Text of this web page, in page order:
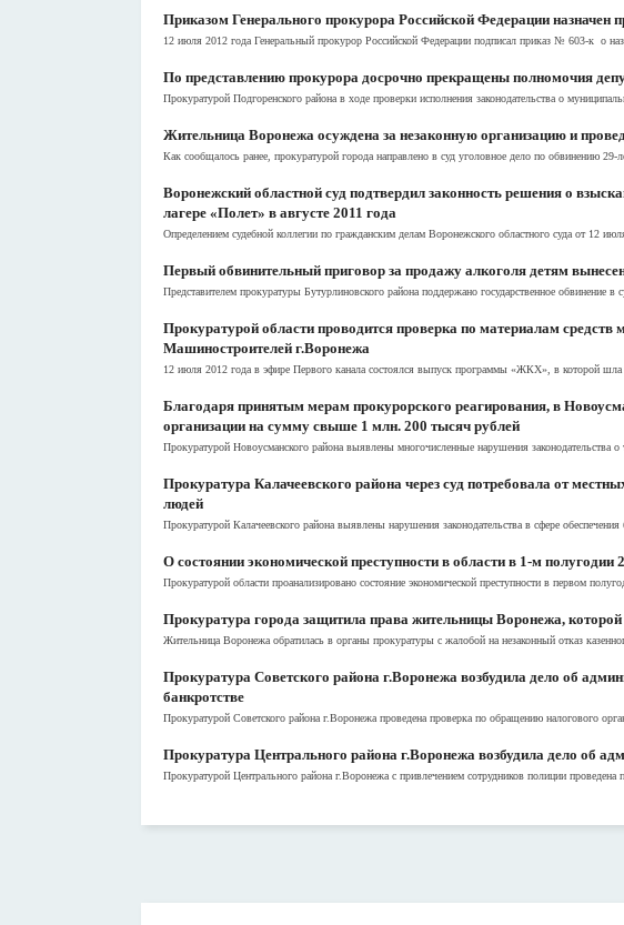
Приказом Генерального прокурора Российской Федерации назначен
12 июля 2012 года Генеральный прокурор Российской Федерации подписал приказ № 603-к о
По представлению прокурора досрочно прекращены полномочия
Прокуратурой Подгоренского района в ходе проверки исполнения законодательства о
Жительница Воронежа осуждена за незаконную организацию и
Как сообщалось ранее, прокуратурой города направлено в суд уголовное дело по обвинению
Воронежский областной суд подтвердил законность решения о
лагере «Полет» в августе 2011 года
Определением судебной коллегии по гражданским делам Воронежского областного суда от 12
Первый обвинительный приговор за продажу алкоголя детям
Представителем прокуратуры Бутурлиновского района поддержано государственное
Прокуратурой области проводится проверка по материалам
Машиностроителей г.Воронежа
12 июля 2012 года в эфире Первого канала состоялся выпуск программы «ЖКХ», в которой
Благодаря принятым мерам прокурорского реагирования, в
организации на сумму свыше 1 млн. 200 тысяч рублей
Прокуратурой Новоусманского района выявлены многочисленные нарушения
Прокуратура Калачеевского района через суд потребовала от
людей
Прокуратурой Калачеевского района выявлены нарушения законодательства в сфере
О состоянии экономической преступности в области в 1-м полугодии
Прокуратурой области проанализировано состояние экономической преступности в первом
Прокуратура города защитила права жительницы Воронежа,
Жительница Воронежа обратилась в органы прокуратуры с жалобой на незаконный отказ
Прокуратура Советского района г.Воронежа возбудила дело об
банкротстве
Прокуратурой Советского района г.Воронежа проведена проверка по обращению налогового
Прокуратура Центрального района г.Воронежа возбудила дело об
Прокуратурой Центрального района г.Воронежа с привлечением сотрудников полиции проведена